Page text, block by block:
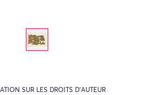
SUR LES DROITS D’AUTEUR